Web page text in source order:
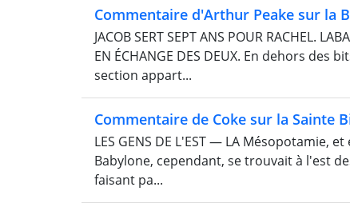
Commentaire d'Arthur Peake sur la
JACOB SERT SEPT ANS POUR RACHEL.
EN ÉCHANGE DES DEUX. En dehors des
section appart...
Commentaire de Coke sur la Sainte
LES GENS DE L'EST — LA Mésopotamie,
Babylone, cependant, se trouvait à l'est
faisant pa...